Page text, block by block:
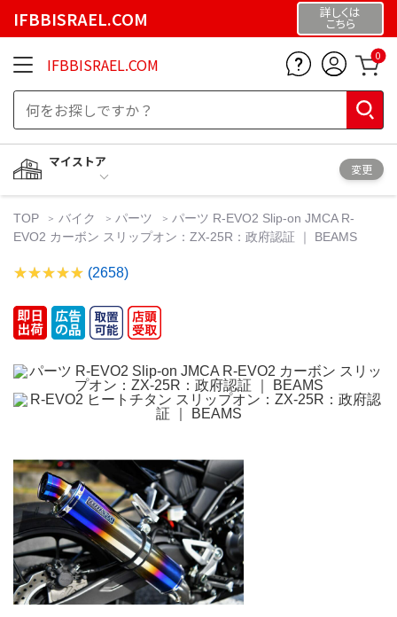
IFBBISRAEL.COM 詳しくは
こちら
IFBBISRAEL.COM 0
マイストア
変更
TOP バイク パーツ
パーツ R-EVO2 Slip-on JMCA R-
EVO2 カーボン スリップオン：ZX-25R：政府認証 ｜ BEAMS
(2658)